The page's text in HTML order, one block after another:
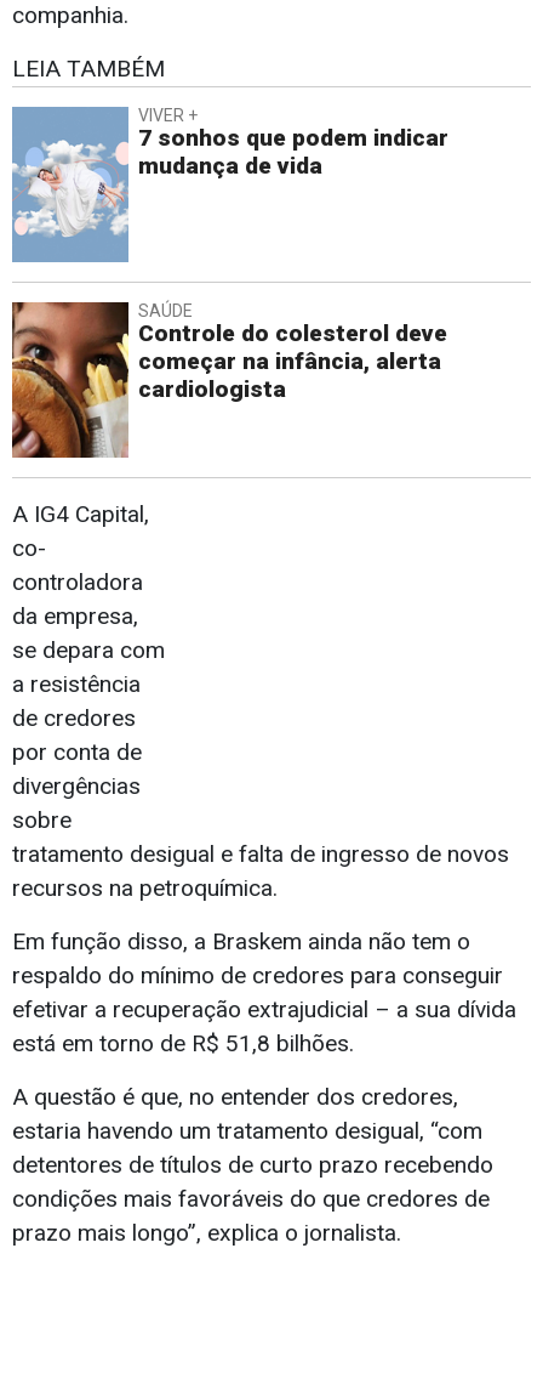
companhia.
LEIA TAMBÉM
VIVER +
7 sonhos que podem indicar
mudança de vida
SAÚDE
Controle do colesterol deve
começar na infância, alerta
cardiologista
A IG4 Capital,
co-
controladora
da empresa,
se depara com
a resistência
de credores
por conta de
divergências
sobre
tratamento desigual e falta de ingresso de novos
recursos na petroquímica.
Em função disso, a Braskem ainda não tem o
respaldo do mínimo de credores para conseguir
efetivar a recuperação extrajudicial – a sua dívida
está em torno de R$ 51,8 bilhões.
A questão é que, no entender dos credores,
estaria havendo um tratamento desigual, “com
detentores de títulos de curto prazo recebendo
condições mais favoráveis do que credores de
prazo mais longo”, explica o jornalista.